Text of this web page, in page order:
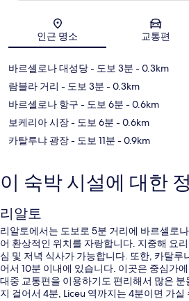
지도
인근 명소 교통편
바르셀로나 대성당- 도보 3분 - 0.3km
람블라 거리 - 도보 3분 - 0.3km
바르셀로나 항구 - 도보 6분 - 0.6km
보케리아 시장- 도보 6분 - 0.6km
카탈루냐 광장- 도보 11분 - 0.9km
이 숙박 시설에 대한
리알토
리알토에서는 도보로 5분 거리에 바르셀로
어 환상적인 위치를 자랑합니다. 지중해 요
심 및 저녁 식사가 가능합니다. 또한, 카탈루
어서 10분 이내에 있습니다. 이곳은 중심가
대중 교통편을 이용하기도 편리해서 많은
지 걸어서 4분, Liceu 역까지는 4분이면 가실